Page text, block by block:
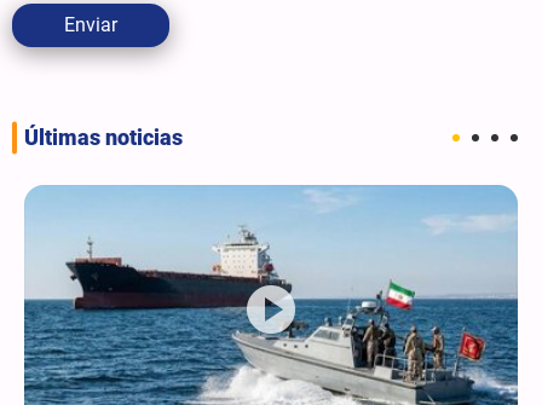
Enviar
Últimas noticias